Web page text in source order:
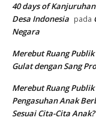
40 days of
Desa Indonesia pada
Negara
Merebut Ruang
Gulat dengan Sang
Merebut Ruang
Pengasuhan Anak
Sesuai Cita-Cita Anak?